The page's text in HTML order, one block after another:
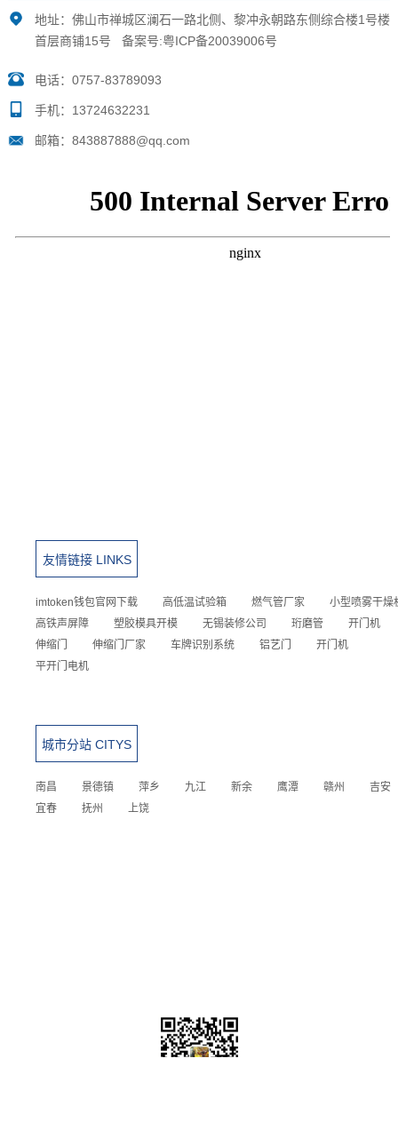
地址：佛山市禅城区澜石一路北侧、黎冲永朝路东侧综合楼1号楼
首层商铺15号 备案号:粤ICP备20039006号
电话：0757-83789093
手机：13724632231
邮箱：843887888@qq.com
友情链接 LINKS
imtoken钱包官网下载 高低温试验箱 燃气管厂家
小型喷雾干燥
高铁声屏障
塑胶模具开模 无锡装修公司 珩磨管
开门机
伸缩门
伸缩门厂家 车牌识别系统 铝艺门
开门机
平开门电机
城市分站 CITYS
南昌 景德镇 萍乡 九江 新余 鹰潭 赣州
吉安
宜春
抚州 上饶